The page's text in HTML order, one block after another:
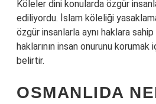
Köleler dini konularda özgür
ediliyordu. İslam köleliği
özgür insanlarla aynı haklara
haklarının insan onurunu korumak
belirtir.
OSMANLIDA